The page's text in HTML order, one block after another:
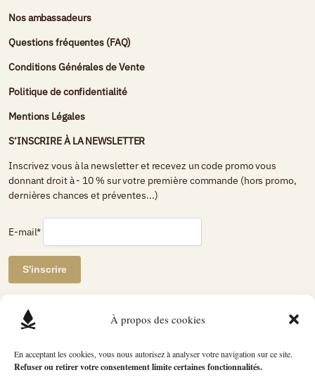
À propos des cookies
En acceptant les cookies, vous nous autorisez à analyser votre navigation sur ce site.
Refuser ou retirer votre consentement limite certaines fonctionnalités.
Nos ambassadeurs
Questions fréquentes (FAQ)
Conditions Générales de Vente
Politique de confidentialité
Mentions Légales
S’INSCRIRE À LA NEWSLETTER
Inscrivez vous à la newsletter et recevez un code promo vous
donnant droit à - 10 % sur votre première commande (hors promo,
dernières chances et préventes...)
E-mail*
Petit Bivouac
évaluation du produit 4.89 / 5 2740 avis